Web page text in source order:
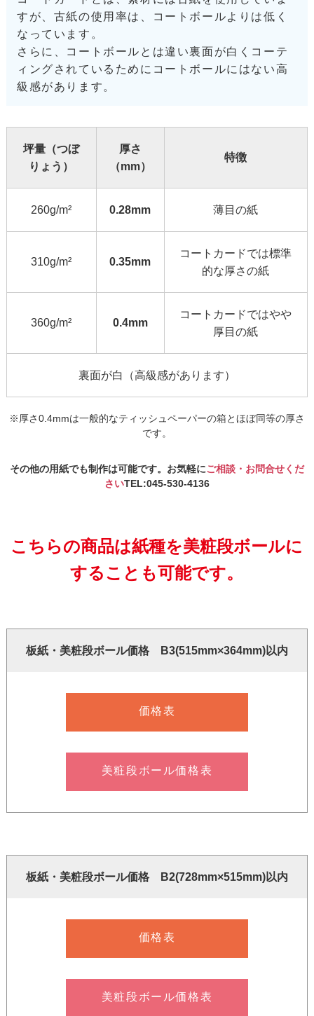
すが、古紙の使用率は、コートボールよりは低く
なっています。
さらに、コートボールとは違い裏面が白くコーテ
ィングされているためにコートボールにはない高
級感があります。
坪量（つぼ
りょう）
厚さ
（mm）
特徴
260g/m² 0.28mm 薄目の紙
310g/m² 0.35mm
コートカードでは標準
的な厚さの紙
360g/m² 0.4mm
コートカードではやや
厚目の紙
裏面が白（高級感があります）
※厚さ0.4mmは一般的なティッシュペーパーの箱とほぼ同等の厚さ
です。
その他の用紙でも制作は可能です。お気軽にご相談・お問合せくだ
さいTEL:045-530-4136
こちらの商品は紙種を美粧段ボールに
することも可能です。
板紙・美粧段ボール価格 B3(515mm×364mm)以内
価格表
美粧段ボール価格表
板紙・美粧段ボール価格 B2(728mm×515mm)以内
価格表
美粧段ボール価格表